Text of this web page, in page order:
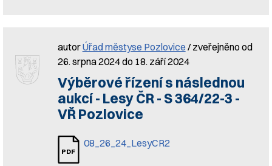
autorÚřad městyse Pozlovice / zveřejněno od
26. srpna 2024 do 18. září 2024
Výběrové řízení s následnou
aukcí - Lesy ČR - S 364/22-3 -
VŘ Pozlovice
08_26_24_LesyCR2